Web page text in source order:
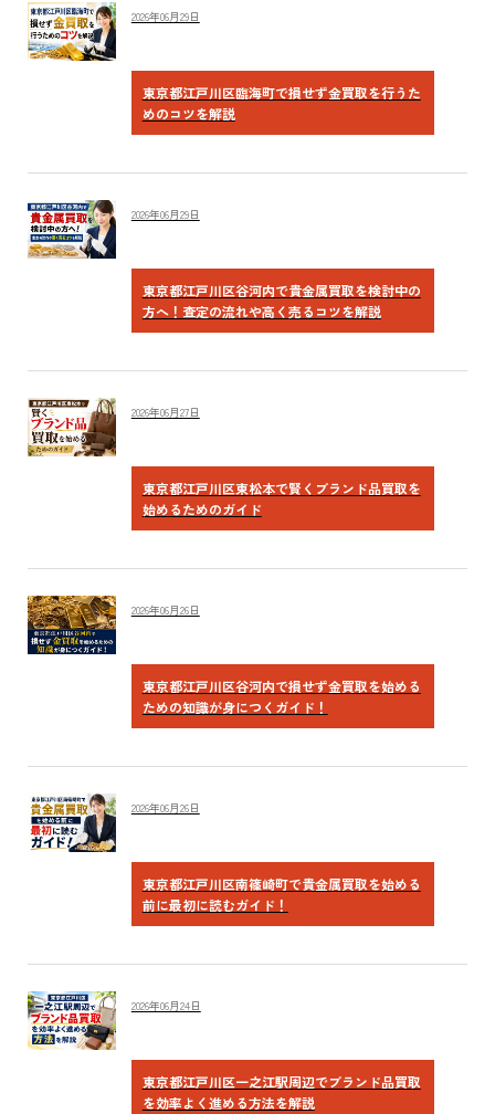
2026年06月29日
東京都江戸川区臨海町で損せず金買取を行うた
めのコツを解説
2026年06月29日
東京都江戸川区谷河内で貴金属買取を検討中の
方へ！査定の流れや高く売るコツを解説
2026年06月27日
東京都江戸川区東松本で賢くブランド品買取を
始めるためのガイド
2026年06月26日
東京都江戸川区谷河内で損せず金買取を始める
ための知識が身につくガイド！
2026年06月26日
東京都江戸川区南篠崎町で貴金属買取を始める
前に最初に読むガイド！
2026年06月24日
東京都江戸川区一之江駅周辺でブランド品買取
を効率よく進める方法を解説